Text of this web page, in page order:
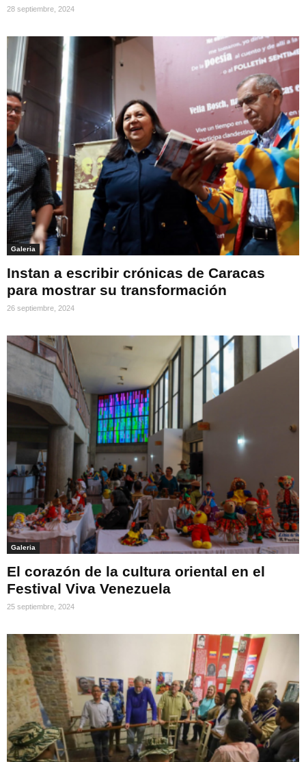
28 septiembre, 2024
Galeria
Instan a escribir crónicas de Caracas
para mostrar su transformación
26 septiembre, 2024
Galeria
El corazón de la cultura oriental en el
Festival Viva Venezuela
25 septiembre, 2024